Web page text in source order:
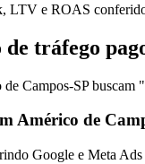
LTV e ROAS
de tráfego
de Campos-SP
Américo de
Google e Meta